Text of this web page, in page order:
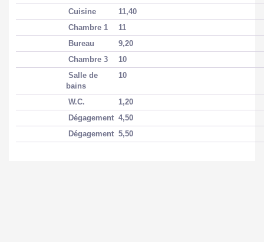
Cuisine
11,40
Chambre 1
11
Bureau
9,20
Chambre 3
10
Salle de
bains
10
W.C.
1,20
Dégagement 4,50
Dégagement 5,50